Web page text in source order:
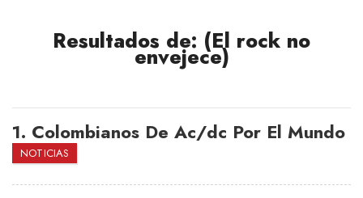
Resultados de: (El rock no
envejece)
1. Colombianos De Ac/dc Por El Mundo
NOTICIAS